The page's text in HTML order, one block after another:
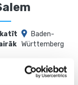
Baden-
Württemberg